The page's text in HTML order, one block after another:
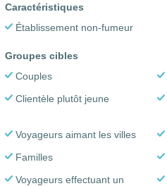
Caractéristiques
Établissement non-fumeur
Groupes cibles
Couples
Clientèle plutôt jeune
Voyageurs aimant les villes
Familles
Voyageurs effectuant un